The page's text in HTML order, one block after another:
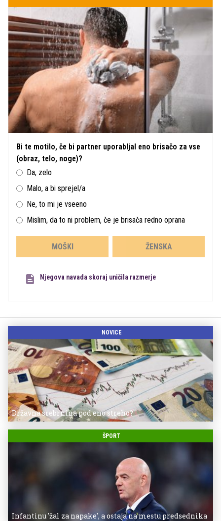
Bi te motilo, če bi partner uporabljal eno brisačo za vse
(obraz, telo, noge)?
Da, zelo
Malo, a bi sprejel/a
Ne, to mi je vseeno
Mislim, da to ni problem, če je brisača redno oprana
MOŠKI ŽENSKA
Njegova navada skoraj uničila razmerje
NOVICE
Državna srebrnina pod eno streho?
ŠPORT
Infantinu 'žal za napake', a ostaja na mestu predsednika